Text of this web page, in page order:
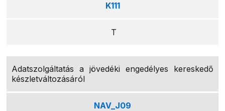
K111
T
Adatszolgáltatás a jövedéki engedélyes kereskedő
készletváltozásáról
NAV_J09